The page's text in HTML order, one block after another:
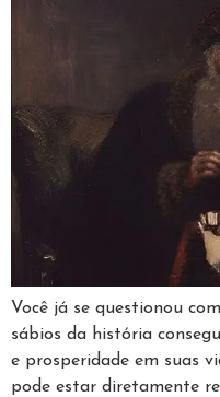
Você já se questionou
sábios da história
e prosperidade em suas
pode estar diretamente